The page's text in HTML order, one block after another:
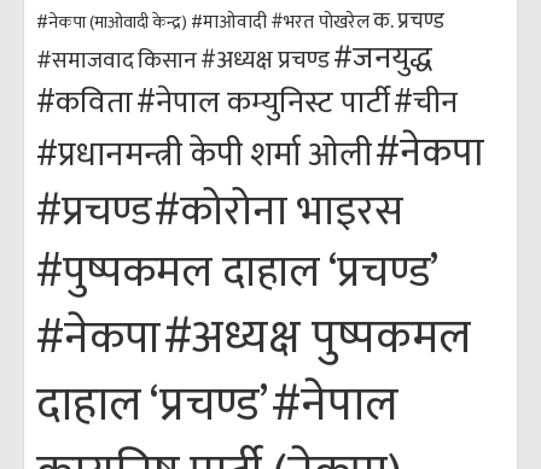
#नेकपा (माओवादी केन्द्र) #माओवादी#भरत पोखरेलक. प्रचण्ड
#समाजवादकिसान#अध्यक्ष प्रचण्ड#जनयुद्ध
#कविता#नेपाल कम्युनिस्ट पार्टी#चीन
#प्रधानमन्त्री केपी शर्मा ओली#नेकपा
#प्रचण्ड#कोरोना भाइरस
#पुष्पकमल दाहाल ‘प्रचण्ड’
#नेकपा#अध्यक्ष पुष्पकमल
दाहाल ‘प्रचण्ड’#नेपाल